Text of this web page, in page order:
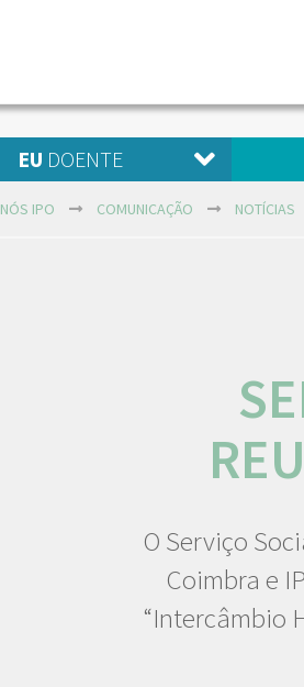
EU DOENTE
NÓS IPO COMUNICAÇÃO NOTÍCIAS
O Serviço
Coimbra e
“Intercâmbio